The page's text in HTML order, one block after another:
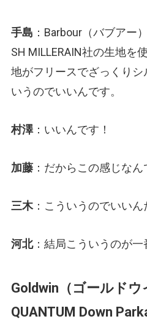
手島 ：Barbour（バブアー
SH MILLERAIN社の生地を
地がフリースでざっくりシ
いうのでいいんです。
村澤：いいんです！
加藤 ：だからこの感じなん
三木：こういうのでいいん
河北：結局こういうのが一
Goldwin（ゴールドウ
QUANTUM Down